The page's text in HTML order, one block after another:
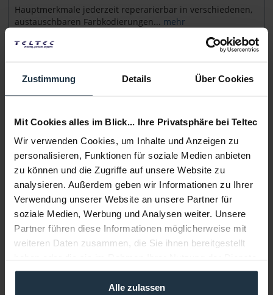
Zustimmung Details Über Cookies
Mit Cookies alles im Blick... Ihre Privatsphäre bei Teltec
Wir verwenden Cookies, um Inhalte und Anzeigen zu
personalisieren, Funktionen für soziale Medien anbieten
zu können und die Zugriffe auf unsere Website zu
analysieren. Außerdem geben wir Informationen zu Ihrer
Verwendung unserer Website an unsere Partner für
soziale Medien, Werbung und Analysen weiter. Unsere
Partner führen diese Informationen möglicherweise mit
weiteren Daten zusammen, die Sie ihnen bereitgestellt
gesammelt haben.
Alle zulassen
Hauptmerkmale jederzeit reperarierbar in verschiedenen,
austauschbaren Farbkodierungen... mehr
Infos zu Hersteller & Produktsicherheit
Folgende Infos zum Hersteller sind verfübar......mehr
Weitere Artikel von Ambient ansehen